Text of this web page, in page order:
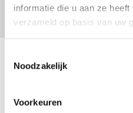
informatie die u aan ze
verzameld op basis van uw
Noodzakelijk
Voorkeuren
Verkoopteam